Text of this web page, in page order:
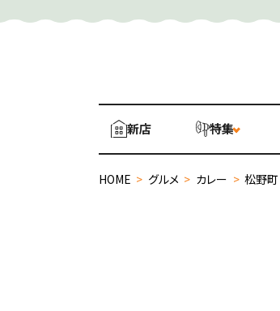
新店 特集
HOME > グルメ > カレー > 松野町